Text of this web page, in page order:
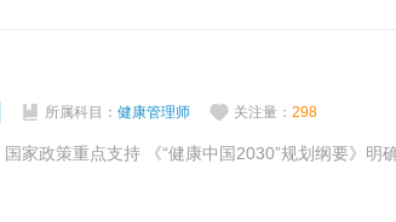
所属科目： 健康管理师 关注量： 298